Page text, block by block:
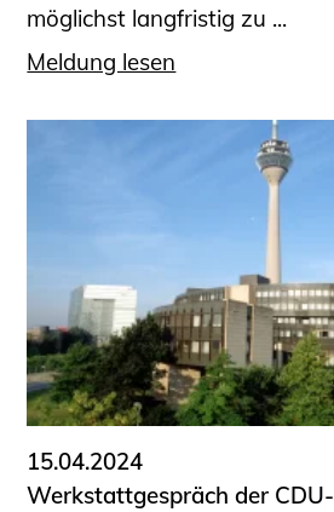
möglichst langfristig zu ...
Meldung lesen
15.04.2024
Werkstattgespräch der CDU-